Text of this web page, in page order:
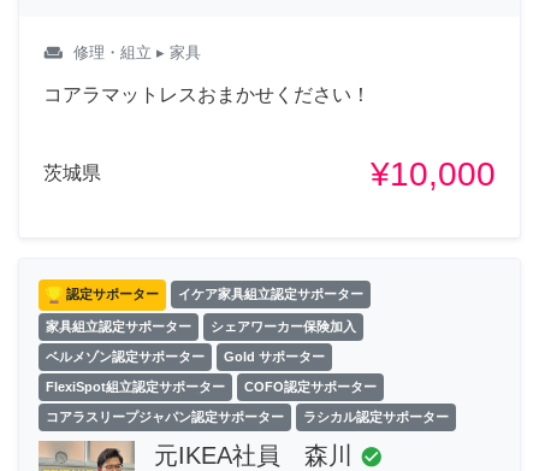
weekend 修理・組立 ▸ 家具
コアラマットレスおまかせください！
茨城県 ¥10,000
認定サポーター イケア家具組立認定サポーター
家具組立認定サポーター シェアワーカー保険加入
ベルメゾン認定サポーター Gold サポーター
FlexiSpot組立認定サポーター COFO認定サポーター
コアラスリープジャパン認定サポーター ラシカル認定サポーター
元IKEA社員 森川 check_circle